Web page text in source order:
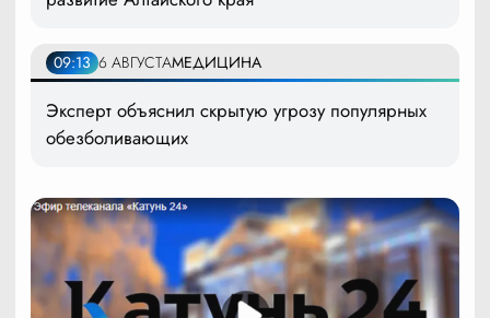
09:13 6 АВГУСТАМЕДИЦИНА
Эксперт объяснил скрытую угрозу популярных
обезболивающих